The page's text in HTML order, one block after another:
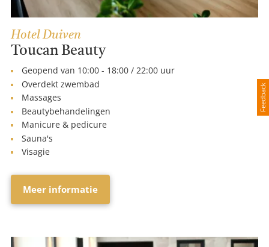
Hotel Duiven
Toucan Beauty
Geopend van 10:00 - 18:00 / 22:00 uur
Overdekt zwembad
Massages
Beautybehandelingen
Manicure & pedicure
Sauna's
Visagie
Meer informatie
Feedback